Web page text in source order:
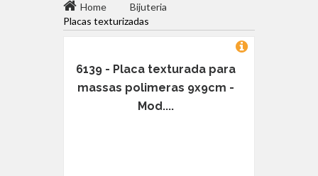
Home
Bijuteria
Placas texturizadas
6139 - Placa texturada para
massas polimeras 9x9cm -
Mod....